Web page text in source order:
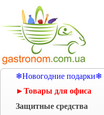
❄Новогодние подарки❄
►Товары для офиса
Защитные средства